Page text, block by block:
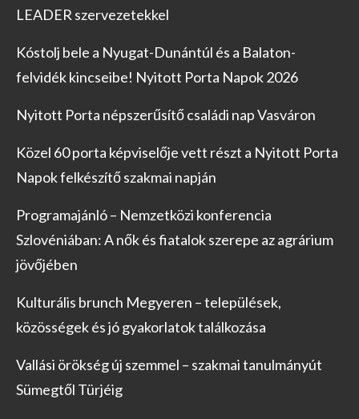
LEADER szervezetekkel
Kóstolj bele a Nyugat-Dunántúl és a Balaton-
felvidék kincseibe! Nyitott Porta Napok 2026
Nyitott Porta népszerűsítő családi nap Vasváron
Közel 60 porta képviselője vett részt a Nyitott Porta
Napok felkészítő szakmai napján
Programajánló – Nemzetközi konferencia
Szlovéniában: A nők és fiatalok szerepe az agrárium
jövőjében
Kulturális brunch Megyeren – települések,
közösségek és jó gyakorlatok találkozása
Vallási örökség új szemmel – szakmai tanulmányút
Sümegtől Türjéig